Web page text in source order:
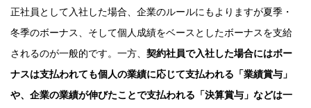
正社員として入社した場合、企業のルールにもよりますが夏季・
冬季のボーナス、そして個人成績をベースとしたボーナスを支給
されるのが一般的です。一方、 契約社員で入社した場合にはボー
ナスは支払われても個人の業績に応じて支払われる「業績賞与」
や、企業の業績が伸びたことで支払われる「決算賞与」などは一